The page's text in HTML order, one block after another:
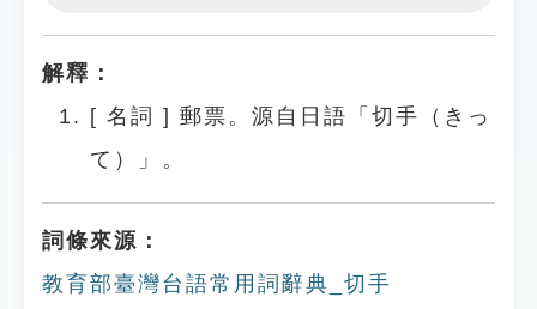
貓頭鷹博士
解釋：
[ 名詞 ] 郵票。源自日語「切手（きっ
て）」。
詞條來源：
教育部臺灣台語常用詞辭典_切手